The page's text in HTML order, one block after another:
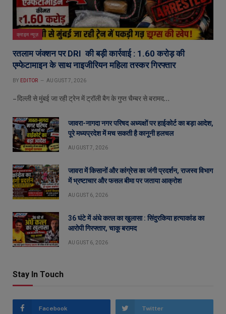
क्राइम न्यूज़
रतलाम जंक्शन पर DRI की बड़ी कार्रवाई : 1.60 करोड़ की
एम्फेटामाइन के साथ नाइजीरियन महिला तस्कर गिरफ्तार
BY EDITOR AUGUST 7, 2026
– दिल्ली से मुंबई जा रही ट्रेन में ट्रॉली बैग के गुप्त चैम्बर से बरामद…
जावरा-नागदा नगर परिषद अध्यक्षों पर हाईकोर्ट का बड़ा आदेश,
पूरे मध्यप्रदेश में मच सकती है कानूनी हलचल
AUGUST 7, 2026
जावरा में किसानों और कांग्रेस का जंगी प्रदर्शन, राजस्व विभाग
में भ्रष्टाचार और फसल बीमा पर जताया आक्रोश
AUGUST 6, 2026
36 घंटे में अंधे कत्ल का खुलासा : सिंदुरकिया हत्याकांड का
आरोपी गिरफ्तार, चाकू बरामद
AUGUST 6, 2026
Stay In Touch
Facebook Twitter